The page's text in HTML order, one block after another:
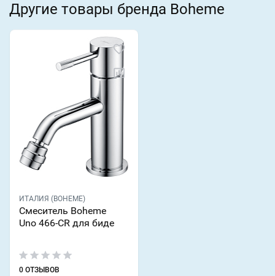
Другие товары бренда Boheme
ИТАЛИЯ (BOHEME)
Смеситель Boheme
Uno 466-CR для биде
0 ОТЗЫВОВ